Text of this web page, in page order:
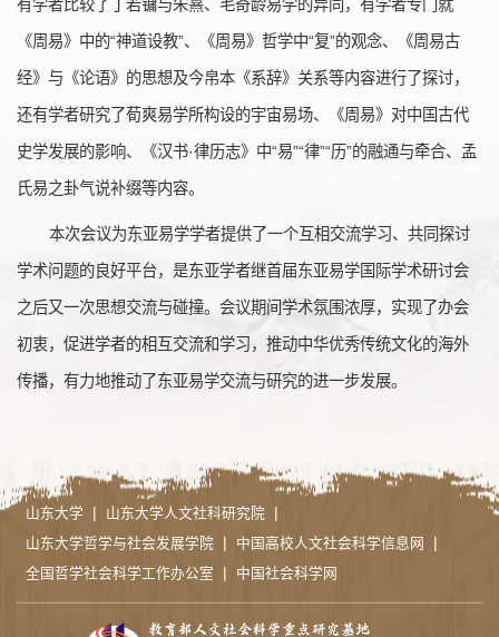
有学者比较了丁若镛与朱熹、毛奇龄易学的异同，有学者专门就
《周易》中的“神道设教”、《周易》哲学中“复”的观念、《周易古
经》与《论语》的思想及今帛本《系辞》关系等内容进行了探讨，
还有学者研究了荀爽易学所构设的宇宙易场、《周易》对中国古代
史学发展的影响、《汉书·律历志》中“易”“律”“历”的融通与牵合、孟
氏易之卦气说补缀等内容。
本次会议为东亚易学学者提供了一个互相交流学习、共同探讨
学术问题的良好平台，是东亚学者继首届东亚易学国际学术研讨会
之后又一次思想交流与碰撞。会议期间学术氛围浓厚，实现了办会
初衷，促进学者的相互交流和学习，推动中华优秀传统文化的海外
传播，有力地推动了东亚易学交流与研究的进一步发展。
山东大学 | 山东大学人文社科研究院 |
山东大学哲学与社会发展学院 | 中国高校人文社会科学信息网 |
全国哲学社会科学工作办公室 | 中国社会科学网